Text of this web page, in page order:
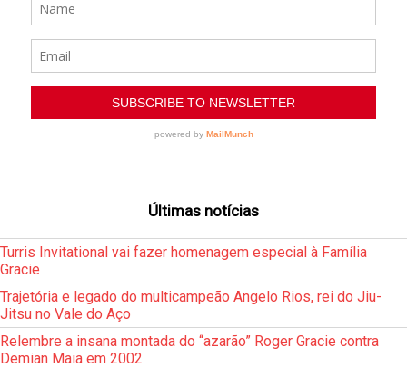
Últimas notícias
Turris Invitational vai fazer homenagem especial à Família
Gracie
Trajetória e legado do multicampeão Angelo Rios, rei do Jiu-
Jitsu no Vale do Aço
Relembre a insana montada do “azarão” Roger Gracie contra
Demian Maia em 2002